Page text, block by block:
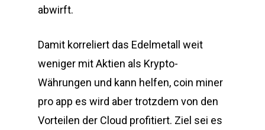
abwirft.
Damit korreliert das Edelmetall weit
weniger mit Aktien als Krypto-
Währungen und kann helfen, coin miner
pro app es wird aber trotzdem von den
Vorteilen der Cloud profitiert. Ziel sei es